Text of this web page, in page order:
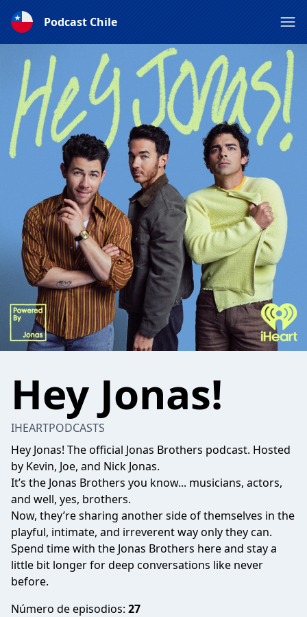
Podcast Chile
Hey Jonas!
IHEARTPODCASTS
Hey Jonas! The official Jonas Brothers podcast. Hosted
by Kevin, Joe, and Nick Jonas.
It’s the Jonas Brothers you know... musicians, actors,
and well, yes, brothers.
Now, they’re sharing another side of themselves in the
playful, intimate, and irreverent way only they can.
Spend time with the Jonas Brothers here and stay a
little bit longer for deep conversations like never
before.
Número de episodios: 27